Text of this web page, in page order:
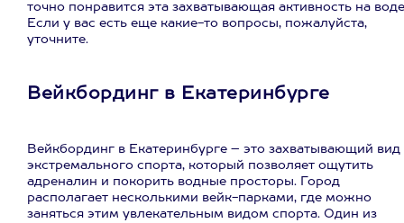
точно понравится эта захватывающая активность на
Если у вас есть еще какие-то вопросы, пожалуйста,
уточните.
Вейкбординг в Екатеринбурге
Вейкбординг в Екатеринбурге – это захватывающий вид
экстремального спорта, который позволяет ощутить
адреналин и покорить водные просторы. Город
располагает несколькими вейк-парками, где можно
заняться этим увлекательным видом спорта. Один из